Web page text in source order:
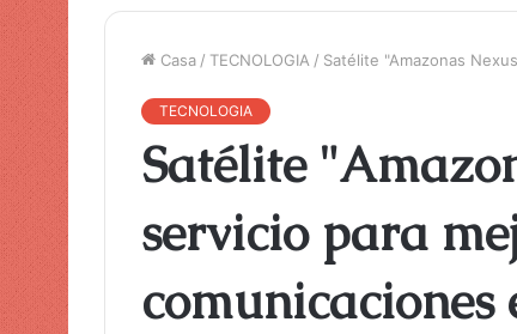
Casa / TECNOLOGIA / Satélite "Amazonas
TECNOLOGIA
Satélite
servicio para